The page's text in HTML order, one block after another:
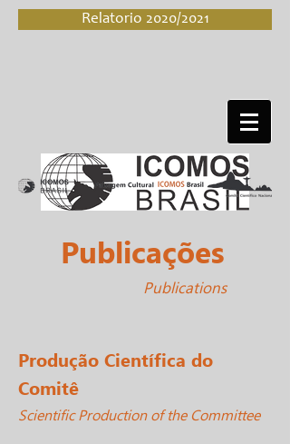
Relatorio 2020/2021
Publicações
Publications
Produção Científica do
Comitê
Scientific Production of the Committee